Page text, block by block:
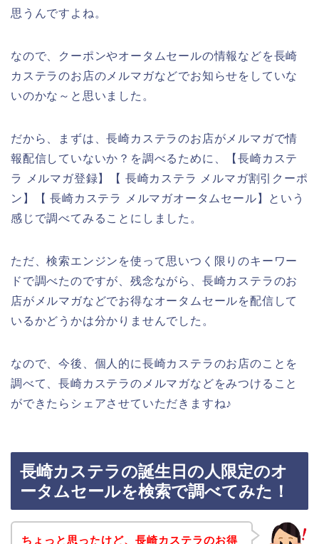
思うんですよね。
なので、クーポンやオータムセールの情報などを長崎
カステラのお店のメルマガなどでお知らせをしていな
いのかな～と思いました。
だから、まずは、長崎カステラのお店がメルマガで情
報配信していないか？を調べるために、【長崎カステ
ラ メルマガ登録】【 長崎カステラ メルマガ割引クーポ
ン】【 長崎カステラ メルマガオータムセール】という
感じで調べてみることにしました。
ただ、検索エンジンを使って思いつく限りのキーワー
ドで調べたのですが、残念ながら、長崎カステラのお
店がメルマガなどでお得なオータムセールを配信して
いるかどうかは分かりませんでした。
なので、今後、個人的に長崎カステラのお店のことを
調べて、長崎カステラのメルマガなどをみつけること
ができたらシェアさせていただきますね♪
長崎カステラの誕生日の人限定のオ
ータムセールを検索で調べてみた！
ちょっと思ったけど、長崎カステラのお得